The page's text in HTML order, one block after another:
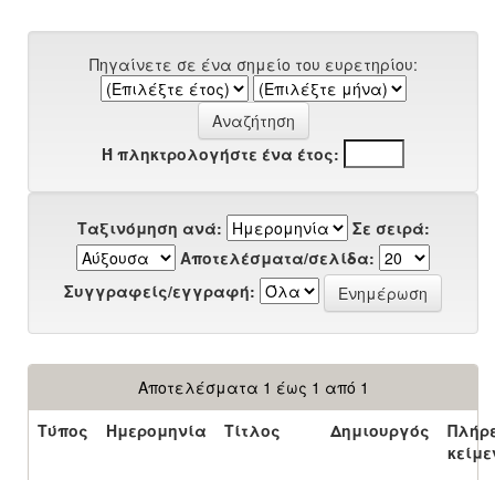
Πηγαίνετε σε ένα σημείο του ευρετηρίου:
Ή πληκτρολογήστε ένα έτος:
Ταξινόμηση ανά:
Σε σειρά:
Αποτελέσματα/σελίδα:
Συγγραφείς/εγγραφή:
Αποτελέσματα 1 έως 1 από 1
Τύπος
Ημερομηνία Τίτλος Δημιουργός